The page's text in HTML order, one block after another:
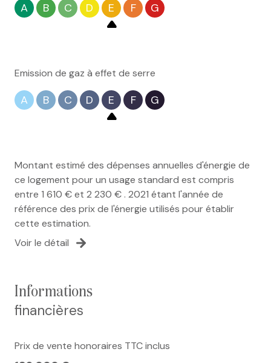
A B C D E F G
Emission de gaz à effet de serre
A B C D E F G
Montant estimé des dépenses annuelles d'énergie de
ce logement pour un usage standard est compris
entre 1 610 € et 2 230 € . 2021 étant l'année de
référence des prix de l'énergie utilisés pour établir
cette estimation.
Voir le détail
informations
financières
Prix de vente honoraires TTC inclus